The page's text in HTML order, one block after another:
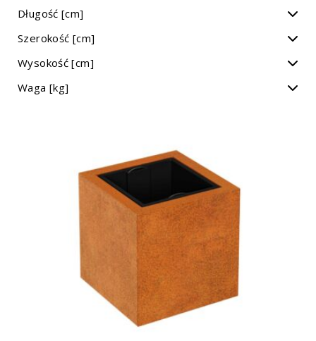
Długość [cm]
Szerokość [cm]
Wysokość [cm]
Waga [kg]